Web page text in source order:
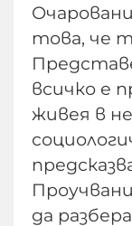
това, че
всичко е
живея в
да